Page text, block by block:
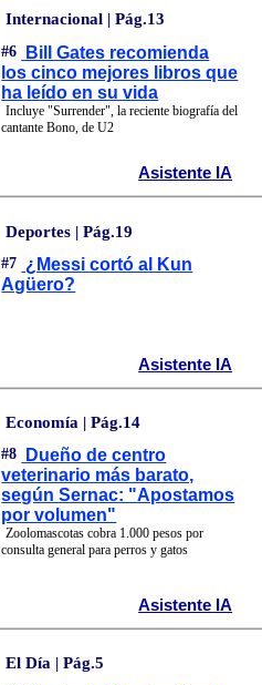
Internacional | Pág.13
#6
Bill Gates recomienda
los cinco mejores libros que
ha leído en su vida
Incluye "Surrender", la reciente biografía del
cantante Bono, de U2
Asistente IA
Deportes | Pág.19
#7 ¿Messi cortó al Kun
Agüero?
Asistente IA
Economía | Pág.14
#8
Dueño de centro
veterinario más barato,
según Sernac: "Apostamos
por volumen"
Zoolomascotas cobra 1.000 pesos por
consulta general para perros y gatos
Asistente IA
El Día | Pág.5